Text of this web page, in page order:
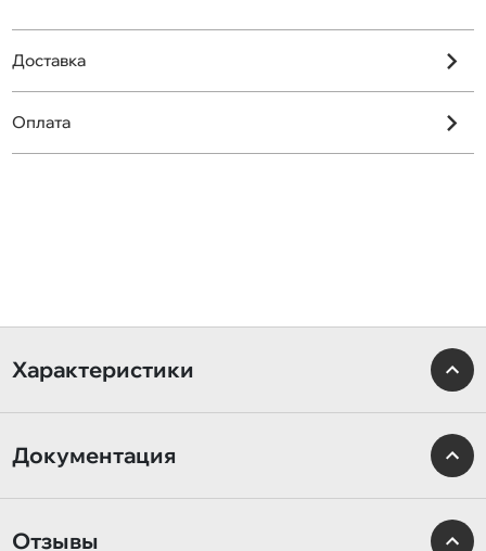
Доставка
Оплата
Характеристики
Документация
Отзывы